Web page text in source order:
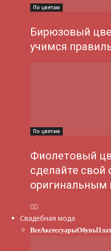
По цветам
Бирюзовый
учимся
По цветам
Фиолетовый
сделайте свой
оригинальным
Свадебная мода
ВсеАксессуарыОбувь